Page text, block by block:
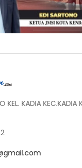
KEL. KADIA KEC.KADIA